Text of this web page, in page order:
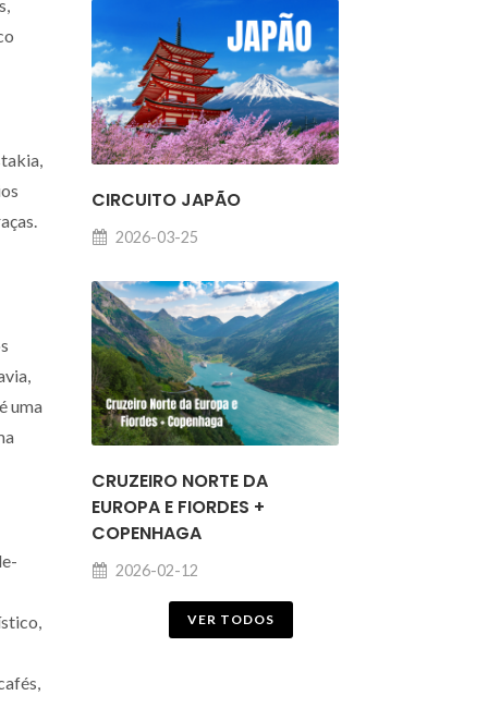
uma
CIRCUITO JAPÃO
2026-03-25
CRUZEIRO NORTE DA
EUROPA E FIORDES +
COPENHAGA
2026-02-12
VER TODOS